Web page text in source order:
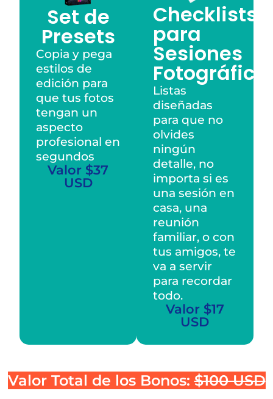
Set de
Presets
Copia y pega
estilos de
edición para
que tus fotos
tengan un
aspecto
profesional en
segundos
Valor $37
USD
Checklists
para
Sesiones
Listas
diseñadas
para que no
olvides
ningún
detalle, no
importa si es
una sesión en
casa, una
reunión
familiar, o con
tus amigos, te
va a servir
para recordar
todo.
Valor $17
USD
Valor Total de los Bonos:$100 USD